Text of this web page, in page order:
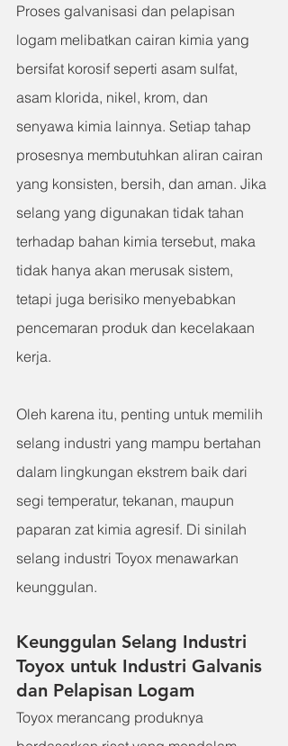
Proses galvanisasi dan pelapisan
logam melibatkan cairan kimia yang
bersifat korosif seperti asam sulfat,
asam klorida, nikel, krom, dan
senyawa kimia lainnya. Setiap tahap
prosesnya membutuhkan aliran cairan
yang konsisten, bersih, dan aman. Jika
selang yang digunakan tidak tahan
terhadap bahan kimia tersebut, maka
tidak hanya akan merusak sistem,
tetapi juga berisiko menyebabkan
pencemaran produk dan kecelakaan
kerja.
Oleh karena itu, penting untuk memilih
selang industri yang mampu bertahan
dalam lingkungan ekstrem baik dari
segi temperatur, tekanan, maupun
paparan zat kimia agresif. Di sinilah
selang industri Toyox menawarkan
keunggulan.
Keunggulan Selang Industri
Toyox untuk Industri Galvanis
dan Pelapisan Logam
Toyox merancang produknya